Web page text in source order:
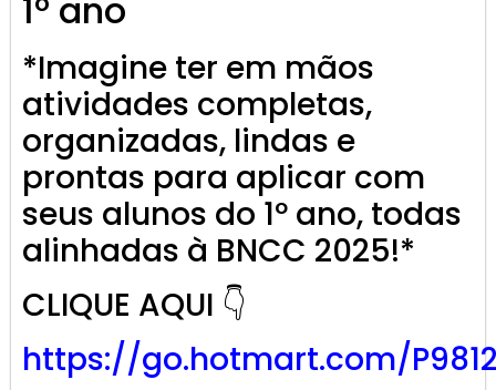
1º ano
*Imagine ter em mãos
atividades completas,
organizadas, lindas e
prontas para aplicar com
seus alunos do 1º ano, todas
alinhadas à BNCC 2025!*
CLIQUE AQUI 👇
https://go.hotmart.com/